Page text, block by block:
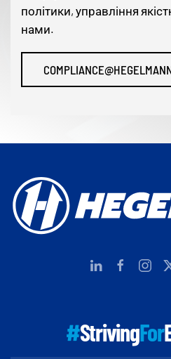
політики, управління
нами.
#StrivingFor